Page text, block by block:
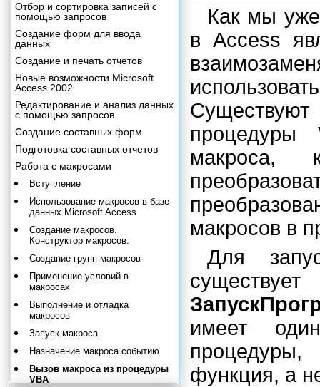
Как мы
в Access
процедуры
макроса,
макросов в
Для
имеет
функция, а
Отбор и сортировка записей с
помощью запросов
Создание форм для ввода
данных
Создание и печать отчетов
Новые возможности Microsoft
Access 2002
Редактирование и анализ данных
с помощью запросов
Создание составных форм
Подготовка составных отчетов
Работа с макросами
Вступление
Использование макросов в базе
данных Microsoft Access
Создание макросов.
Конструктор макросов.
Создание групп макросов
Применение условий в
макросах
Выполнение и отладка
макросов
Запуск макроса
Назначение макроса событию
Вызов макроса из процедуры
VBA